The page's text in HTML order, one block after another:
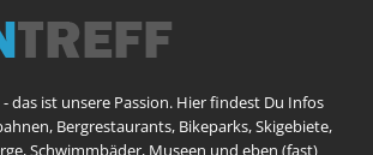
das ist unsere Passion. Hier findest Du Infos
Bergrestaurants, Bikeparks, Skigebiete,
Schwimmbäder, Museen und eben (fast)